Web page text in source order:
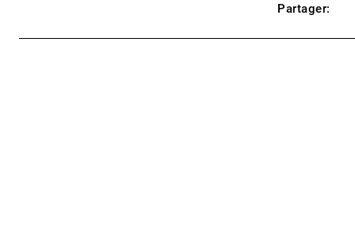
Partager: